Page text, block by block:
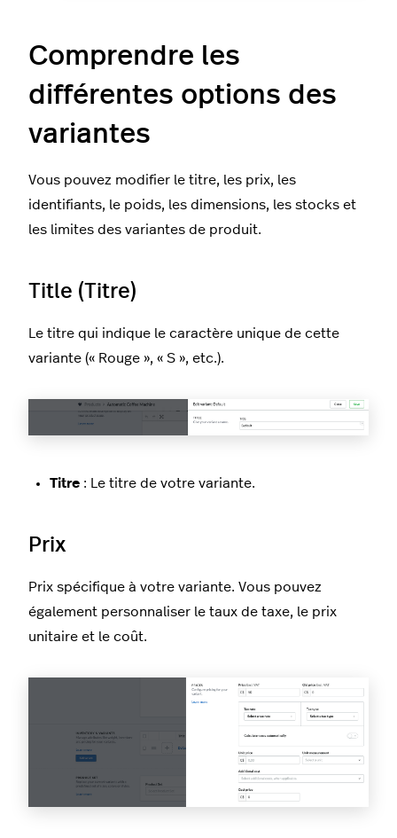
Comprendre les
différentes options des
variantes
Vous pouvez modifier le titre, les prix, les
identifiants, le poids, les dimensions, les stocks et
les limites des variantes de produit.
Title (Titre)
Le titre qui indique le caractère unique de cette
variante (« Rouge », « S », etc.).
Titre : Le titre de votre variante.
Prix
Prix spécifique à votre variante. Vous pouvez
également personnaliser le taux de taxe, le prix
unitaire et le coût.